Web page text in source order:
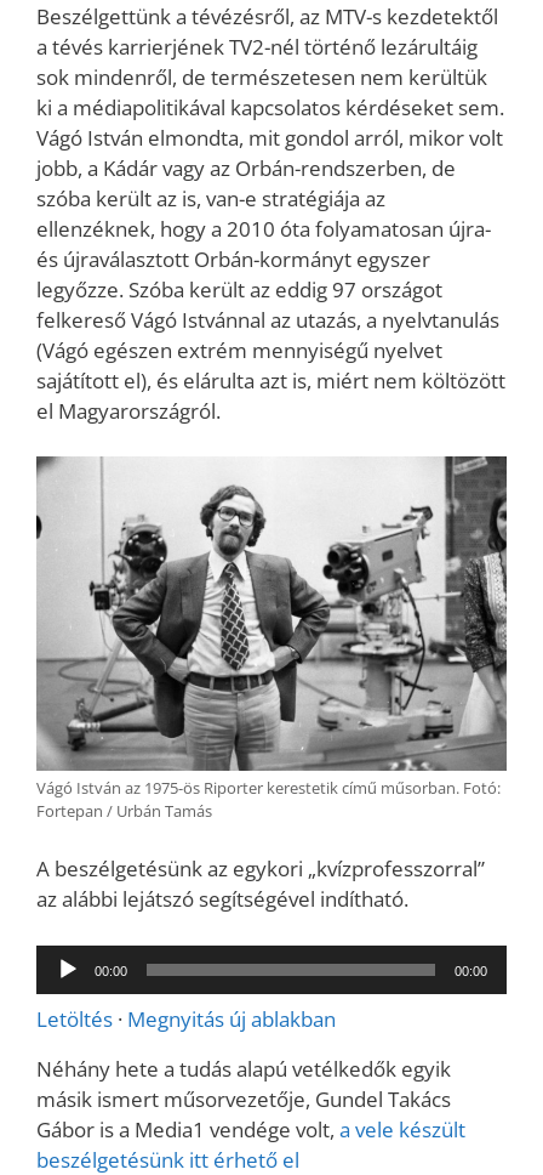
Beszélgettünk a tévézésről, az MTV-s kezdetektől
a tévés karrierjének TV2-nél történő lezárultáig
sok mindenről, de természetesen nem kerültük
ki a médiapolitikával kapcsolatos kérdéseket sem.
Vágó István elmondta, mit gondol arról, mikor volt
jobb, a Kádár vagy az Orbán-rendszerben, de
szóba került az is, van-e stratégiája az
ellenzéknek, hogy a 2010 óta folyamatosan újra-
és újraválasztott Orbán-kormányt egyszer
legyőzze. Szóba került az eddig 97 országot
felkereső Vágó Istvánnal az utazás, a nyelvtanulás
(Vágó egészen extrém mennyiségű nyelvet
sajátított el), és elárulta azt is, miért nem költözött
el Magyarországról.
Vágó István az 1975-ös Riporter kerestetik című műsorban. Fotó:
Fortepan / Urbán Tamás
A beszélgetésünk az egykori „kvízprofesszorral”
az alábbi lejátszó segítségével indítható.
Audió
lejátszó
00:00 00:00
Letöltés · Megnyitás új ablakban
Néhány hete a tudás alapú vetélkedők egyik
másik ismert műsorvezetője, Gundel Takács
Gábor is a Media1 vendége volt, a vele készült
beszélgetésünk itt érhető el